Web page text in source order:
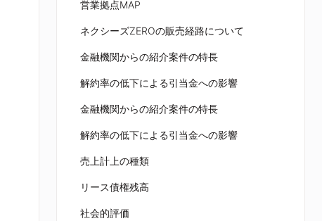
営業拠点MAP
ネクシーズZEROの販売経路について
金融機関からの紹介案件の特長
解約率の低下による引当金への影響
金融機関からの紹介案件の特長
解約率の低下による引当金への影響
売上計上の種類
リース債権残高
社会的評価